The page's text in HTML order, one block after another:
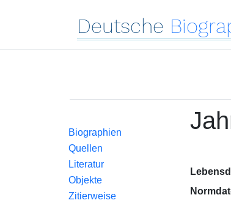
Deutsche
Biographien
Quellen
Literatur
Objekte
Zitierweise